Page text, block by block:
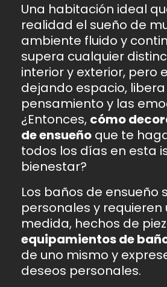
Una habitación ideal
realidad el sueño de
ambiente fluido y
supera cualquier
interior y exterior, pero
dejando espacio, libera
pensamiento y las
¿Entonces, cómo
de ensueño que te
todos los días en esta
bienestar?
Los baños de ensueño
personales y requieren
medida, hechos de
equipamientos de
de uno mismo y
deseos personales.